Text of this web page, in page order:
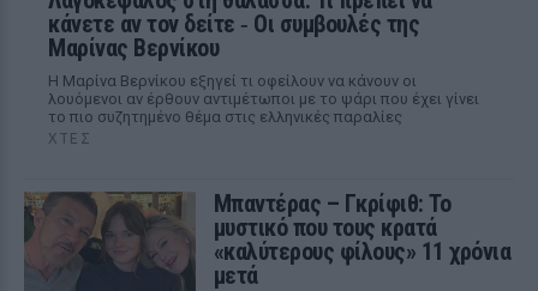
κάνετε αν τον δείτε ‑ Οι συμβουλές της
Μαρίνας Βερνίκου
Η Μαρίνα Βερνίκου εξηγεί τι οφείλουν να κάνουν οι
λουόμενοι αν έρθουν αντιμέτωποι με το ψάρι που έχει γίνει
το πιο συζητημένο θέμα στις ελληνικές παραλίες
ΧΤΕΣ
Μπαντέρας – Γκρίφιθ: Το
μυστικό που τους κρατά
«καλύτερους φίλους» 11 χρόνια
μετά